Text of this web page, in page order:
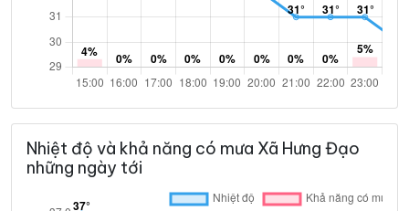
Nhiệt độ và khả năng có mưa Xã Hưng Đạo
những ngày tới